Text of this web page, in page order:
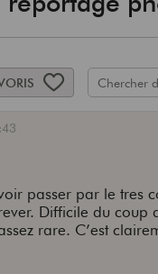
passer par le tres
Difficile du
rare. C’est